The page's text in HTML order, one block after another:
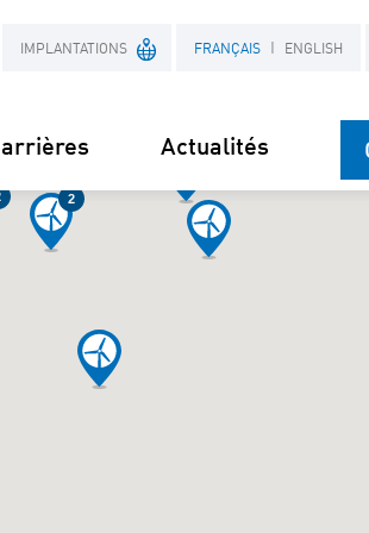
IMPLANTATIONS
France
Pologne
FRANÇAIS ENGLISH
Objet
Actualités
2